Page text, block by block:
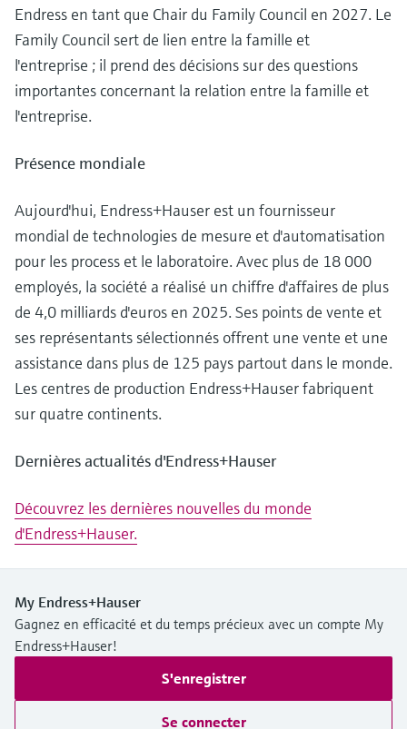
Endress en tant que Chair du Family Council en 2027. Le
Family Council sert de lien entre la famille et
l'entreprise ; il prend des décisions sur des questions
importantes concernant la relation entre la famille et
l'entreprise.
Présence mondiale
Aujourd'hui, Endress+Hauser est un fournisseur
mondial de technologies de mesure et d'automatisation
pour les process et le laboratoire. Avec plus de 18 000
employés, la société a réalisé un chiffre d'affaires de plus
de 4,0 milliards d'euros en 2025. Ses points de vente et
ses représentants sélectionnés offrent une vente et une
assistance dans plus de 125 pays partout dans le monde.
Les centres de production Endress+Hauser fabriquent
sur quatre continents.
Dernières actualités d'Endress+Hauser
Découvrez les dernières nouvelles du monde
d'Endress+Hauser.
My Endress+Hauser
Gagnez en efficacité et du temps précieux avec un compte My
Endress+Hauser!
S'enregistrer
Se connecter